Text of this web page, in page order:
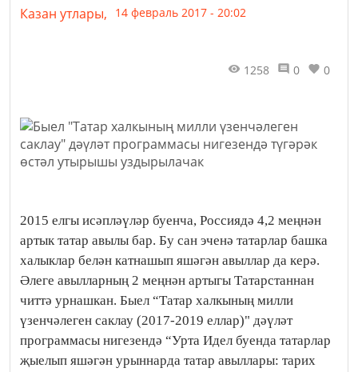
Казан утлары, 14 февраль 2017 - 20:02
1258 0 0
2015 елгы исәпләүләр буенча, Россиядә 4,2 меңнән
артык татар авылы бар. Бу сан эченә татарлар башка
халыклар белән катнашып яшәгән авыллар да керә.
Әлеге авылларның 2 меңнән артыгы Татарстаннан
читтә урнашкан. Быел “Татар халкының милли
үзенчәлеген саклау (2017-2019 еллар)" дәүләт
программасы нигезендә “Урта Идел буенда татарлар
җыелып яшәгән урыннарда татар авыллары: тарих